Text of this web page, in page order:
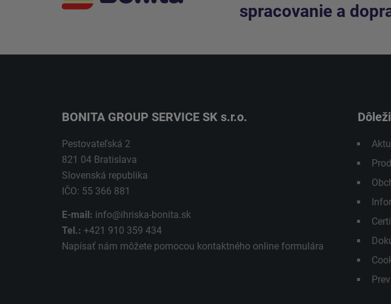
spracovanie a
BONITA GROUP SERVICE SK s.r.o.
Pestovateľská 2
821 04 Bratislava
Slovenská republika
IČO: 55 366 881
E-mail: info@ihriska-bonita.sk
Tel.: +421 910 359 434
Napísať nám môžete pomocou kontaktného online formulára